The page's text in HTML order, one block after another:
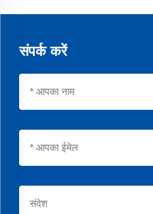
संपर्क करें